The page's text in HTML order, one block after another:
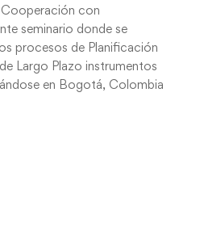
con
seminario donde se
procesos de Planificación
Largo Plazo instrumentos
en Bogotá, Colombia